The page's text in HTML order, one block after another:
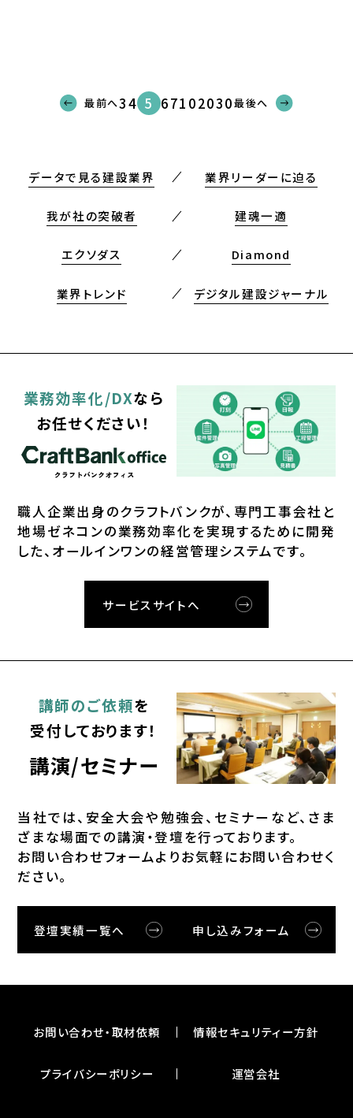
最前へ34 5 67102030最後へ
データで見る建設業界 業界リーダーに迫る
我が社の突破者 建魂一適
エクソダス Diamond
業界トレンド デジタル建設ジャーナル
業務効率化/DXなら
お任せください！
職⼈企業出⾝のクラフトバンクが、 専⾨⼯事会社と
地場ゼネコンの業務効率化を実現するために開発
した、オールインワンの経営管理システムです。
サービスサイトへ
講師のご依頼を
受付しております！
講演/セミナー
当社では、安全⼤会や勉強会、セミナーなど、さま
ざまな場⾯での講演・登壇を⾏っております。
お問い合わせフォームよりお気軽にお問い合わせく
ださい。
登壇実績一覧へ 申し込みフォーム
お問い合わせ・取材依頼 情報セキュリティー⽅針
プライバシーポリシー 運営会社